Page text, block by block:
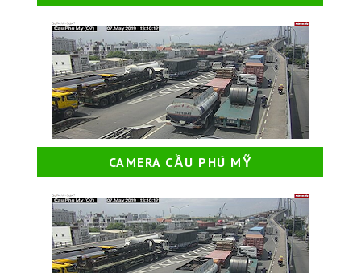
CAMERA CẦU PHÚ MỸ